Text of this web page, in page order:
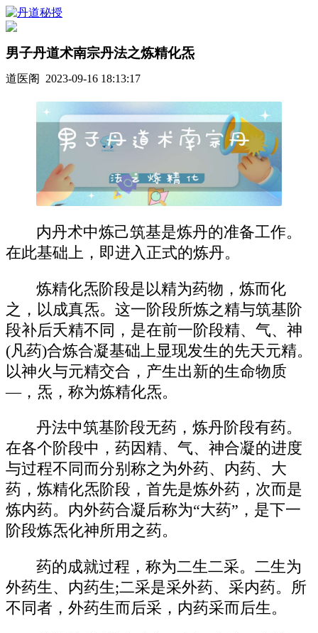
男子丹道术南宗丹法之炼精化炁
道医阁 2023-09-16 18:13:17
内丹术中炼己筑基是炼丹的准备工作。
在此基础上，即进入正式的炼丹。
炼精化炁阶段是以精为药物，炼而化
之，以成真炁。这一阶段所炼之精与筑基阶
段补后夭精不同，是在前一阶段精、气、神
(凡药)合炼合凝基础上显现发生的先天元精。
以神火与元精交合，产生出新的生命物质
—，炁，称为炼精化炁。
丹法中筑基阶段无药，炼丹阶段有药。
在各个阶段中，药因精、气、神合凝的进度
与过程不同而分别称之为外药、内药、大
药，炼精化炁阶段，首先是炼外药，次而是
炼内药。内外药合凝后称为“大药”，是下一
阶段炼炁化神所用之药。
药的成就过程，称为二生二采。二生为
外药生、内药生;二采是采外药、采内药。所
不同者，外药生而后采，内药采而后生。